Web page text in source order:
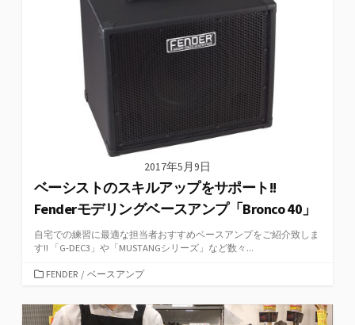
2017年5月9日
ベーシストのスキルアップをサポート!!
Fenderモデリングベースアンプ「Bronco 40」
自宅での練習に最適な担当者おすすめベースアンプをご紹介致しま
す!! 「G-DEC3」や「MUSTANGシリーズ」など数々...
カ
ゴ
リ
FENDER / ベースアンプ